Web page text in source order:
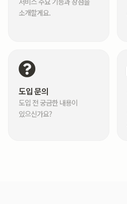
소개할게요.
도입 문의
도입 전 궁금한 내용이
있으신가요?